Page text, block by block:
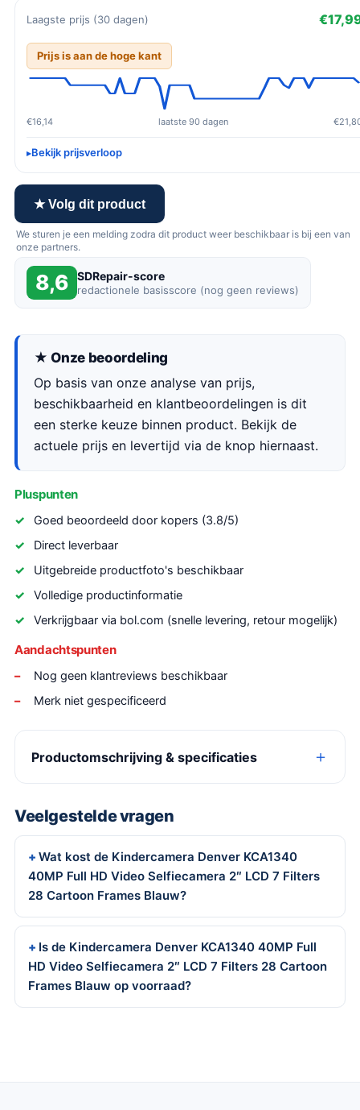
Laagste prijs (30 dagen)
Prijs is aan de hoge kant
€16,14 laatste 90 dagen
Bekijk prijsverloop
★ Volg dit product
We sturen je een melding zodra dit product weer beschikbaar is bij een van
onze partners.
8,6 SDRepair-score
redactionele basisscore (nog geen reviews)
★ Onze beoordeling
Op basis van onze analyse van prijs,
beschikbaarheid en klantbeoordelingen is dit
een sterke keuze binnen product. Bekijk de
actuele prijs en levertijd via de knop hiernaast.
Pluspunten
Goed beoordeeld door kopers (3.8/5)
Direct leverbaar
Uitgebreide productfoto's beschikbaar
Volledige productinformatie
Verkrijgbaar via bol.com (snelle levering, retour mogelijk)
Aandachtspunten
Nog geen klantreviews beschikbaar
Merk niet gespecificeerd
Productomschrijving & specificaties
Veelgestelde vragen
Wat kost de Kindercamera Denver KCA1340
40MP Full HD Video Selfiecamera 2″ LCD 7 Filters
28 Cartoon Frames Blauw?
Is de Kindercamera Denver KCA1340 40MP Full
HD Video Selfiecamera 2″ LCD 7 Filters 28 Cartoon
Frames Blauw op voorraad?